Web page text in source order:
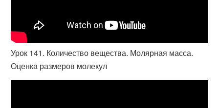
Урок 141. Количество вещества. Молярная масса.
Оценка размеров молекул